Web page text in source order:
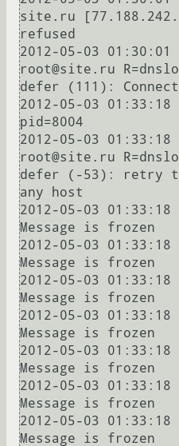
site.ru
refused
2012-05-03 01:30:01
root@site.ru
defer (111):
2012-05-03
pid=8004
2012-05-03 01:33:18
root@site.ru
defer (-53): retry
any host
2012-05-03 01:33:18
Message is frozen
2012-05-03 01:33:18
Message is frozen
2012-05-03 01:33:18
Message is frozen
2012-05-03 01:33:18
Message is frozen
2012-05-03 01:33:18
Message is frozen
2012-05-03 01:33:18
Message is frozen
2012-05-03 01:33:18
Message is frozen